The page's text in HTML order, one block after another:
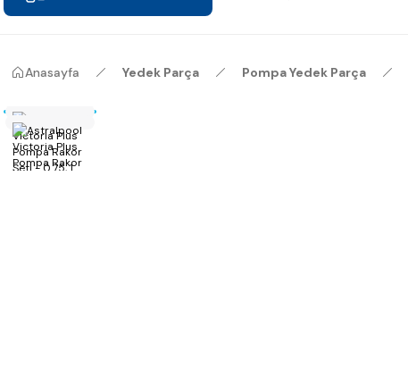
Anasayfa Yedek Parça Pompa Yedek Parça